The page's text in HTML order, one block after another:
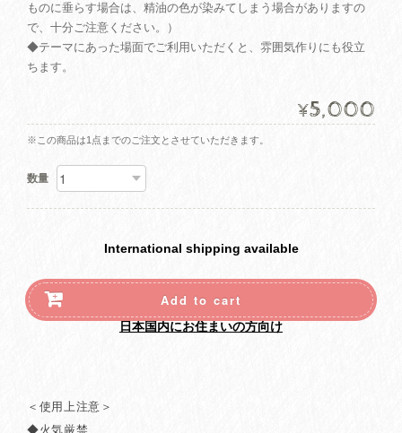
ものに垂らす場合は、精油の色が染みてしまう場合がありますの
で、十分ご注意ください。）
◆テーマにあった場面でご利用いただくと、雰囲気作りにも役立
ちます。
¥5,000
※この商品は1点までのご注文とさせていただきます。
数量
International shipping available
Add to cart
日本国内にお住まいの方向け
＜使用上注意＞
◆火気厳禁